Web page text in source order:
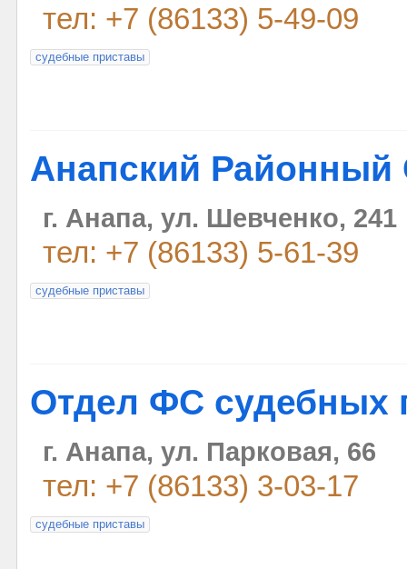
тел: +7 (86133) 5-49-09
судебные приставы
Анапский Районный
г. Анапа, ул. Шевченко, 241
тел: +7 (86133) 5-61-39
судебные приставы
Отдел ФС судебных
г. Анапа, ул. Парковая, 66
тел: +7 (86133) 3-03-17
судебные приставы